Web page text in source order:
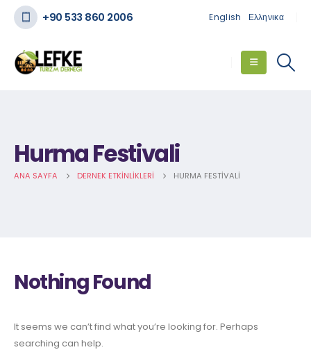
+90 533 860 2006 English Ελληνικα
Hurma Festivali
ANA SAYFA DERNEK ETKINLIKLERI HURMA FESTIVALI
Nothing Found
It seems we can’t find what you’re looking for. Perhaps
searching can help.